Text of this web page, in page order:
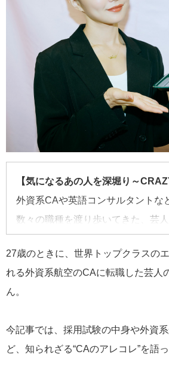
【気になるあの人を深堀り～
外資系CAや英語コンサルタントな
数々の職種を渡り歩いてきた、芸
を聞く。CA時代のマル秘トークも
27歳のときに、世界トップクラスの
れる外資系航空のCAに転職した芸人
ん。
今記事では、採用試験の中身や外資
ど、知られざる“CAのアレコレ”を語